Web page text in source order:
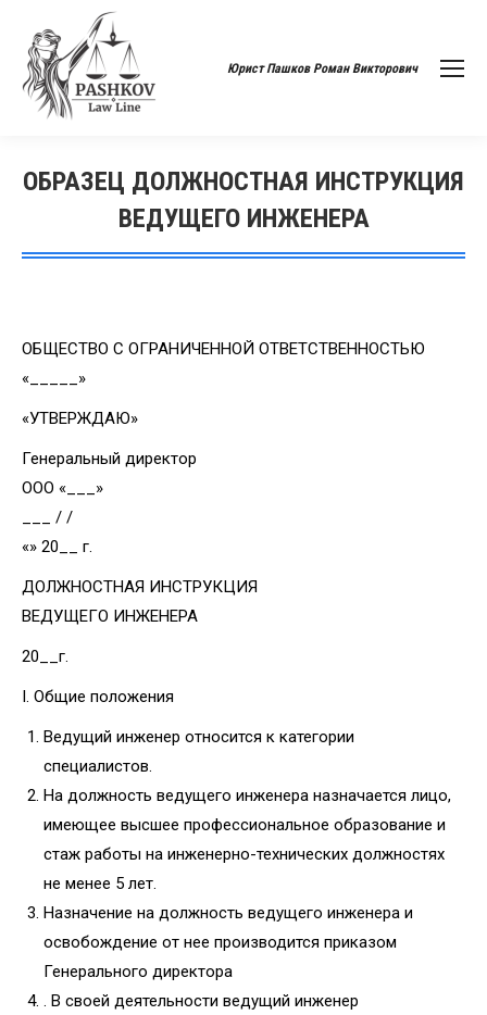
Юрист Пашков Роман Викторович
ОБРАЗЕЦ ДОЛЖНОСТНАЯ ИНСТРУКЦИЯ
ВЕДУЩЕГО ИНЖЕНЕРА
Вы здесь:
ОБЩЕСТВО С ОГРАНИЧЕННОЙ ОТВЕТСТВЕННОСТЬЮ
«_____»
«УТВЕРЖДАЮ»
Генеральный директор
ООО «___»
___ / /
«» 20__ г.
ДОЛЖНОСТНАЯ ИНСТРУКЦИЯ
ВЕДУЩЕГО ИНЖЕНЕРА
20__г.
I. Общие положения
Ведущий инженер относится к категории
специалистов.
На должность ведущего инженера назначается лицо,
имеющее высшее профессиональное образование и
стаж работы на инженерно-технических должностях
не менее 5 лет.
Назначение на должность ведущего инженера и
освобождение от нее производится приказом
Генерального директора
. В своей деятельности ведущий инженер